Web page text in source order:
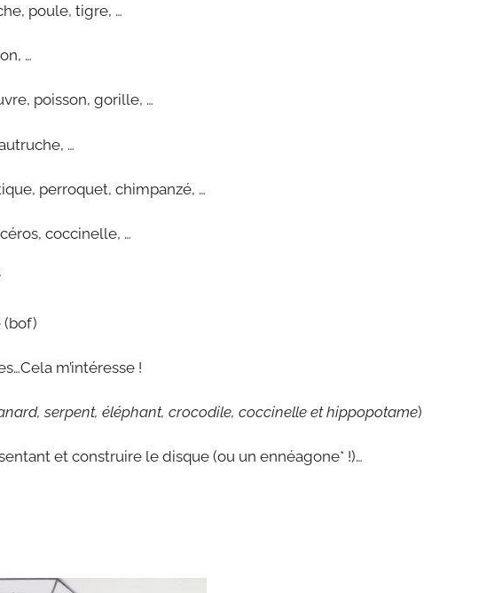
poule, tigre, …
…
poisson, gorille, …
…
perroquet, chimpanzé, …
coccinelle, …
(bof)
m’intéresse !
serpent, éléphant, crocodile, coccinelle et hippopotame)
et construire le disque (ou un ennéagone* !)…